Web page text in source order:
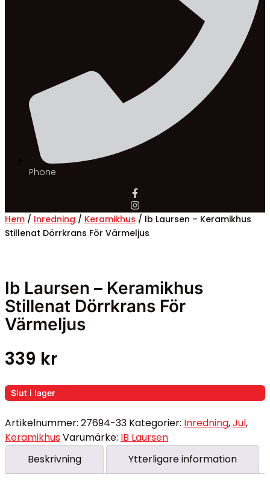
Phone
Hem / Inredning / Keramikhus / Ib Laursen – Keramikhus
Stillenat Dörrkrans För Värmeljus
Ib Laursen – Keramikhus
Stillenat Dörrkrans För
Värmeljus
339 kr
Slut i lager
Artikelnummer: 27694-33 Kategorier: Inredning,Jul,
KeramikhusVarumärke: IB Laursen
Beskrivning
Ytterligare information